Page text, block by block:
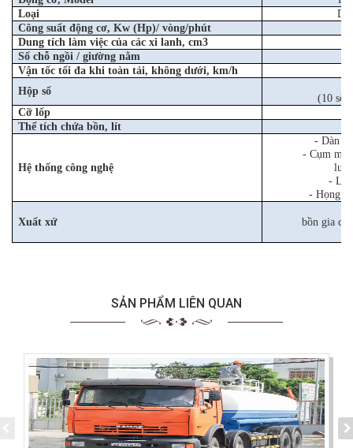
Loại
Công suất động cơ, Kw (Hp)/ vòng/phút
Dung tích làm việc của các xi lanh, cm3
Số chỗ ngồi / giường nằm
Vận tốc tối đa khi toàn tải, không dưới, km/h
Hộp số
(10 số
Cỡ lốp
Thể tích chứa bồn, lít
Hệ thống công nghệ
- Dàn
- Cụm
lưu
-
- Họng
Xuất xứ
bồn gia
SẢN PHẨM LIÊN QUAN